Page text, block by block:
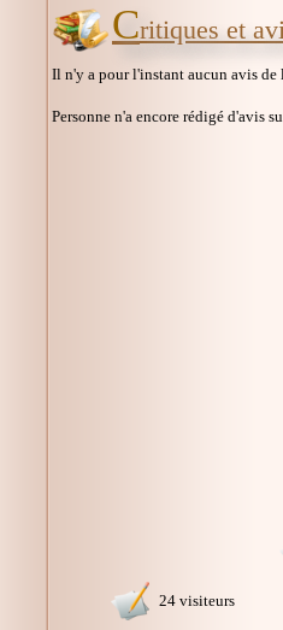
Critiques et
Il n'y a pour l'instant aucun avis
Personne n'a encore rédigé d'avis
24 visiteurs